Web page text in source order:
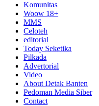
Komunitas
Woow 18+
MMS
Celoteh
editorial
Today Seketika
Pilkada
Advertorial
Video
About Detak Banten
Pedoman Media Siber
Contact